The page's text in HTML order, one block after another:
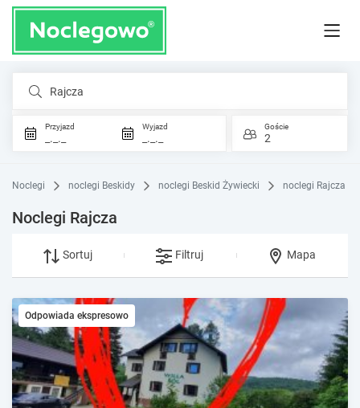
Rajcza
Przyjazd
_._._
Wyjazd
_._._
Goście
2
Noclegi noclegi Beskidy noclegi Beskid Żywiecki noclegi Rajcza
Noclegi Rajcza
Sortuj Filtruj Mapa
Odpowiada ekspresowo